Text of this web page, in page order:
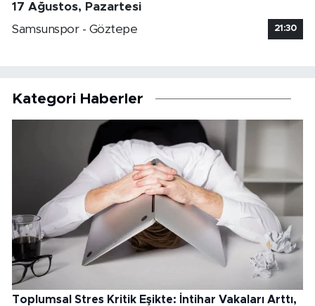
17 Ağustos, Pazartesi
Samsunspor - Göztepe
21:30
Kategori Haberler
Toplumsal Stres Kritik Eşikte: İntihar Vakaları Arttı,